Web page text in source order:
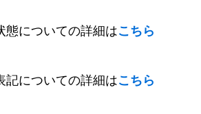
についての詳細はこちら
についての詳細はこちら